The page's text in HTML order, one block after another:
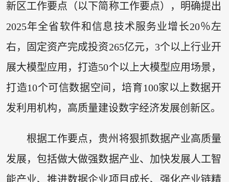
新区工作要点（以下简称工作要点），明确提出
2025年全省软件和信息技术服务业增长20％左
右，固定资产完成投资265亿元，3个以上行业开
展大模型应用，打造50个以上大模型应用场景，
打造10个可信数据空间，培育100家以上数据开
发利用机构，高质量建设数字经济发展创新区。
根据工作要点，贵州将狠抓数据产业高质量
发展，包括做大做强数据产业、加快发展人工智
能产业、推进数据企业项目成长、强化产业链精